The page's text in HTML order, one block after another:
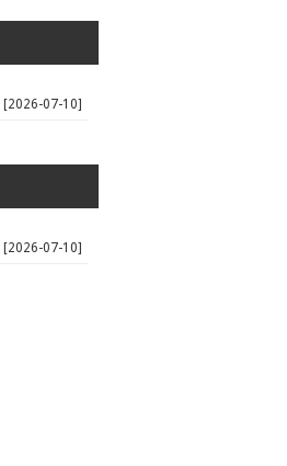
[2026-07-10]
[2026-07-10]